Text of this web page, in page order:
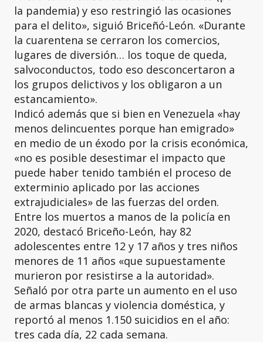
la pandemia) y eso restringió las ocasiones
para el delito», siguió Briceñó-León. «Durante
la cuarentena se cerraron los comercios,
lugares de diversión… los toque de queda,
salvoconductos, todo eso desconcertaron a
los grupos delictivos y los obligaron a un
estancamiento».
Indicó además que si bien en Venezuela «hay
menos delincuentes porque han emigrado»
en medio de un éxodo por la crisis económica,
«no es posible desestimar el impacto que
puede haber tenido también el proceso de
exterminio aplicado por las acciones
extrajudiciales» de las fuerzas del orden.
Entre los muertos a manos de la policía en
2020, destacó Briceño-León, hay 82
adolescentes entre 12 y 17 años y tres niños
menores de 11 años «que supuestamente
murieron por resistirse a la autoridad».
Señaló por otra parte un aumento en el uso
de armas blancas y violencia doméstica, y
reportó al menos 1.150 suicidios en el año:
tres cada día, 22 cada semana.